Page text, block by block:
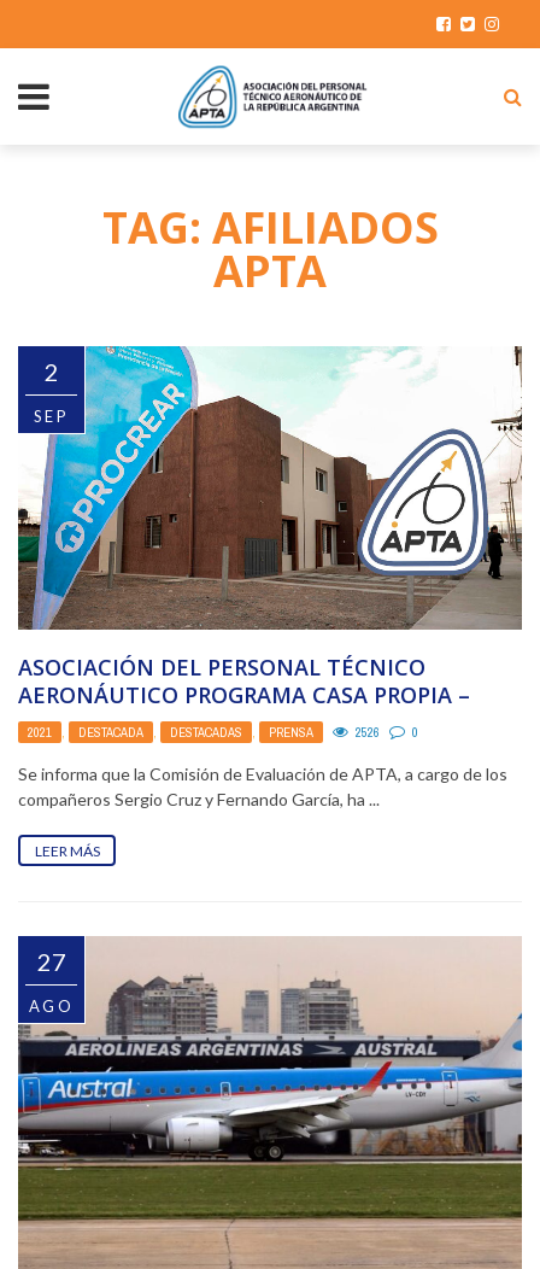
TAG: AFILIADOS
APTA
2
SEP
ASOCIACIÓN DEL PERSONAL TÉCNICO
AERONÁUTICO PROGRAMA CASA PROPIA –
ADJUDICATARIOS
2021 , DESTACADA , DESTACADAS , PRENSA 2526 0
Se informa que la Comisión de Evaluación de APTA, a cargo de los
compañeros Sergio Cruz y Fernando García, ha ...
LEER MÁS
27
AGO